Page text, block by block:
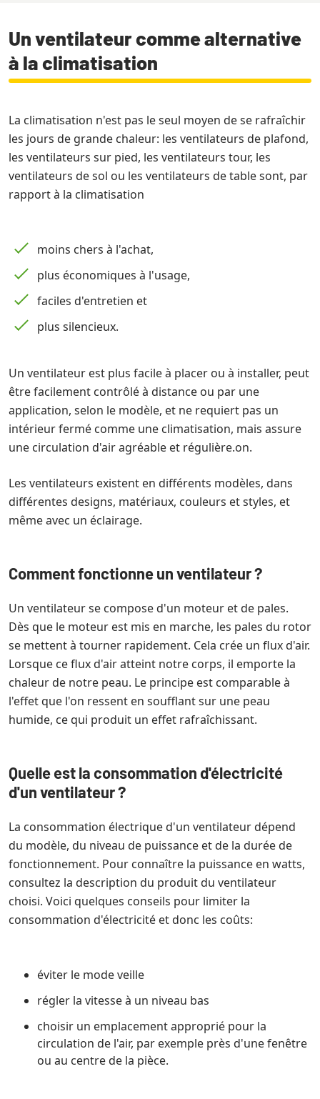
Un ventilateur comme alternative
à la climatisation
La climatisation n'est pas le seul moyen de se rafraîchir
les jours de grande chaleur: les ventilateurs de plafond,
les ventilateurs sur pied, les ventilateurs tour, les
ventilateurs de sol ou les ventilateurs de table sont, par
rapport à la climatisation
moins chers à l'achat,
plus économiques à l'usage,
faciles d'entretien et
plus silencieux.
Un ventilateur est plus facile à placer ou à installer, peut
être facilement contrôlé à distance ou par une
application, selon le modèle, et ne requiert pas un
intérieur fermé comme une climatisation, mais assure
une circulation d'air agréable et régulière.on.
Les ventilateurs existent en différents modèles, dans
différentes designs, matériaux, couleurs et styles, et
même avec un éclairage.
Comment fonctionne un ventilateur ?
Un ventilateur se compose d'un moteur et de pales.
Dès que le moteur est mis en marche, les pales du rotor
se mettent à tourner rapidement. Cela crée un flux d'air.
Lorsque ce flux d'air atteint notre corps, il emporte la
chaleur de notre peau. Le principe est comparable à
l'effet que l'on ressent en soufflant sur une peau
humide, ce qui produit un effet rafraîchissant.
Quelle est la consommation d'électricité
d'un ventilateur ?
La consommation électrique d'un ventilateur dépend
du modèle, du niveau de puissance et de la durée de
fonctionnement. Pour connaître la puissance en watts,
consultez la description du produit du ventilateur
choisi. Voici quelques conseils pour limiter la
consommation d'électricité et donc les coûts:
éviter le mode veille
régler la vitesse à un niveau bas
choisir un emplacement approprié pour la
circulation de l'air, par exemple près d'une fenêtre
ou au centre de la pièce.